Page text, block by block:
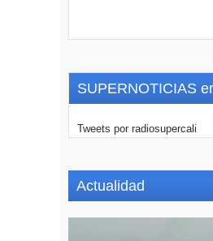
SUPERNOTICIAS
Tweets por radiosupercali
Actualidad